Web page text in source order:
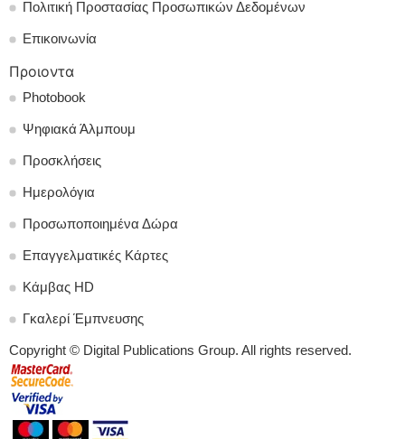
Πολιτική Προστασίας Προσωπικών Δεδομένων
Επικοινωνία
Προιοντα
Photobook
Ψηφιακά Άλμπουμ
Προσκλήσεις
Ημερολόγια
Προσωποποιημένα Δώρα
Επαγγελματικές Κάρτες
Κάμβας HD
Γκαλερί Έμπνευσης
Copyright © Digital Publications Group. All rights reserved.